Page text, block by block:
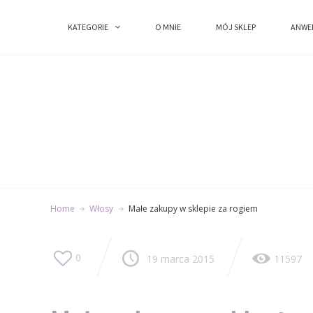
KATEGORIE O MNIE MÓJ SKLEP
KATEGORIE O MNIE MÓJ SKLEP
Home Włosy Małe zakupy w sklepie za rogiem
0 19 marca 2015 11597